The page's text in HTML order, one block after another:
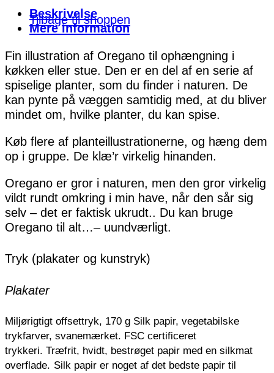
Tilbage til shoppen
Beskrivelse
Mere information
Fin illustration af Oregano til ophængning i
køkken eller stue. Den er en del af en serie af
spiselige planter, som du finder i naturen. De
kan pynte på væggen samtidig med, at du bliver
mindet om, hvilke planter, du kan spise.
Køb flere af planteillustrationerne, og hæng dem
op i gruppe. De klæ’r virkelig hinanden.
Oregano er gror i naturen, men den gror virkelig
vildt rundt omkring i min have, når den sår sig
selv – det er faktisk ukrudt.. Du kan bruge
Oregano til alt…– uundværligt.
Tryk (plakater og kunstryk)
Plakater
Miljørigtigt offsettryk, 170 g Silk papir, vegetabilske
trykfarver, svanemærket. FSC certificeret
trykkeri. Træfrit, hvidt, bestrøget papir med en silkmat
overflade. Silk papir er noget af det bedste papir til